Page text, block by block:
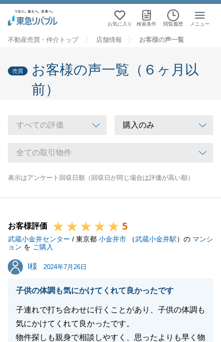
お気に入り 検索条件 閲覧履歴 メニュー
不動産売買・仲介トップ 店舗情報 お客様の声一覧
売買
お客様の声一覧（６ヶ月以
前）
表示はアンケート回収日順（回収日が同じ場合は評価が高い順）
お客様評価 5
武蔵小金井センター / 東京都 小金井市 （武蔵小金井駅）の マンシ
ョン を ご購入
I様
I様 2024年7月26日
子供の体調も気にかけてくれて良かったです
子連れで打ち合わせに行くことがあり、子供の体調も
気にかけてくれて良かったです。
物件探しも親身で相談しやすく、思ったよりも早く物